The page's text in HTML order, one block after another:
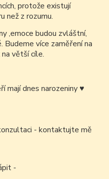
protože existují
než z rozumu.
,emoce budou zvláštní,
více zaměření na
větší cíle.
mají dnes narozeniny♥
- kontaktujte mě
-